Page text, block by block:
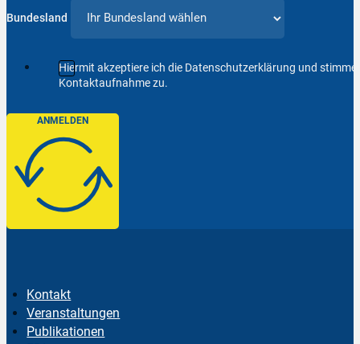
Bundesland
Hiermit akzeptiere ich die Datenschutzerklärung und
Kontaktaufnahme zu.
ANMELDEN
Kontakt
Veranstaltungen
Publikationen